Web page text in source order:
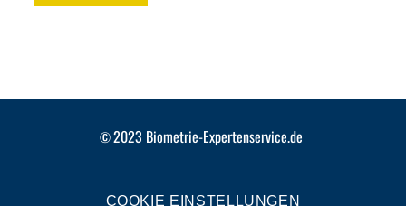
©2023 Biometrie-Expertenservice.de
COOKIE EINSTELLUNGEN